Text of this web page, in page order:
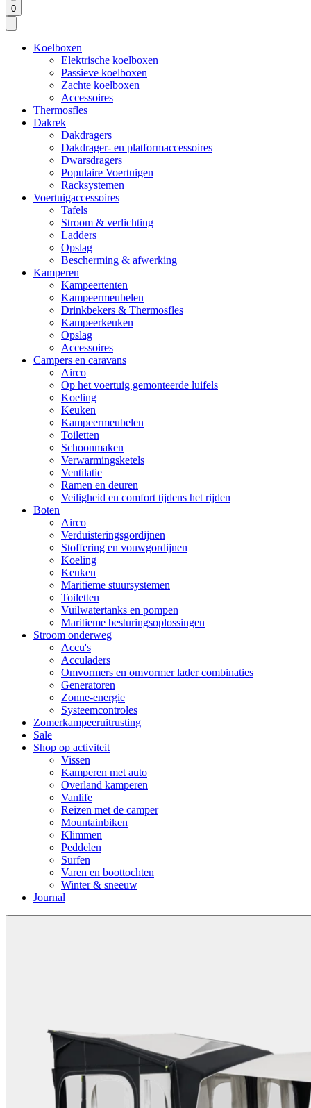
0
Koelboxen
Elektrische koelboxen
Passieve koelboxen
Zachte koelboxen
Accessoires
Thermosfles
Dakrek
Dakdragers
Dakdrager- en platformaccessoires
Dwarsdragers
Populaire Voertuigen
Racksystemen
Voertuigaccessoires
Tafels
Stroom & verlichting
Ladders
Opslag
Bescherming & afwerking
Kamperen
Kampeertenten
Kampeermeubelen
Drinkbekers & Thermosfles
Kampeerkeuken
Opslag
Accessoires
Campers en caravans
Airco
Op het voertuig gemonteerde luifels
Koeling
Keuken
Kampeermeubelen
Toiletten
Schoonmaken
Verwarmingsketels
Ventilatie
Ramen en deuren
Veiligheid en comfort tijdens het rijden
Boten
Airco
Verduisteringsgordijnen
Stoffering en vouwgordijnen
Koeling
Keuken
Maritieme stuursystemen
Toiletten
Vuilwatertanks en pompen
Maritieme besturingsoplossingen
Stroom onderweg
Accu's
Acculaders
Omvormers en omvormer lader combinaties
Generatoren
Zonne-energie
Systeemcontroles
Zomerkampeeruitrusting
Sale
Shop op activiteit
Vissen
Kamperen met auto
Overland kamperen
Vanlife
Reizen met de camper
Mountainbiken
Klimmen
Peddelen
Surfen
Varen en boottochten
Winter & sneeuw
Journal